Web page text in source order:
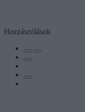
Hozzászólások